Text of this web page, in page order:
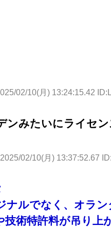
02/10(月) 13:24:15.42
ンみたいにライセ
2025/02/10(月) 13:37:52.67
ナルでなく、オラ
技術特許料が吊り上